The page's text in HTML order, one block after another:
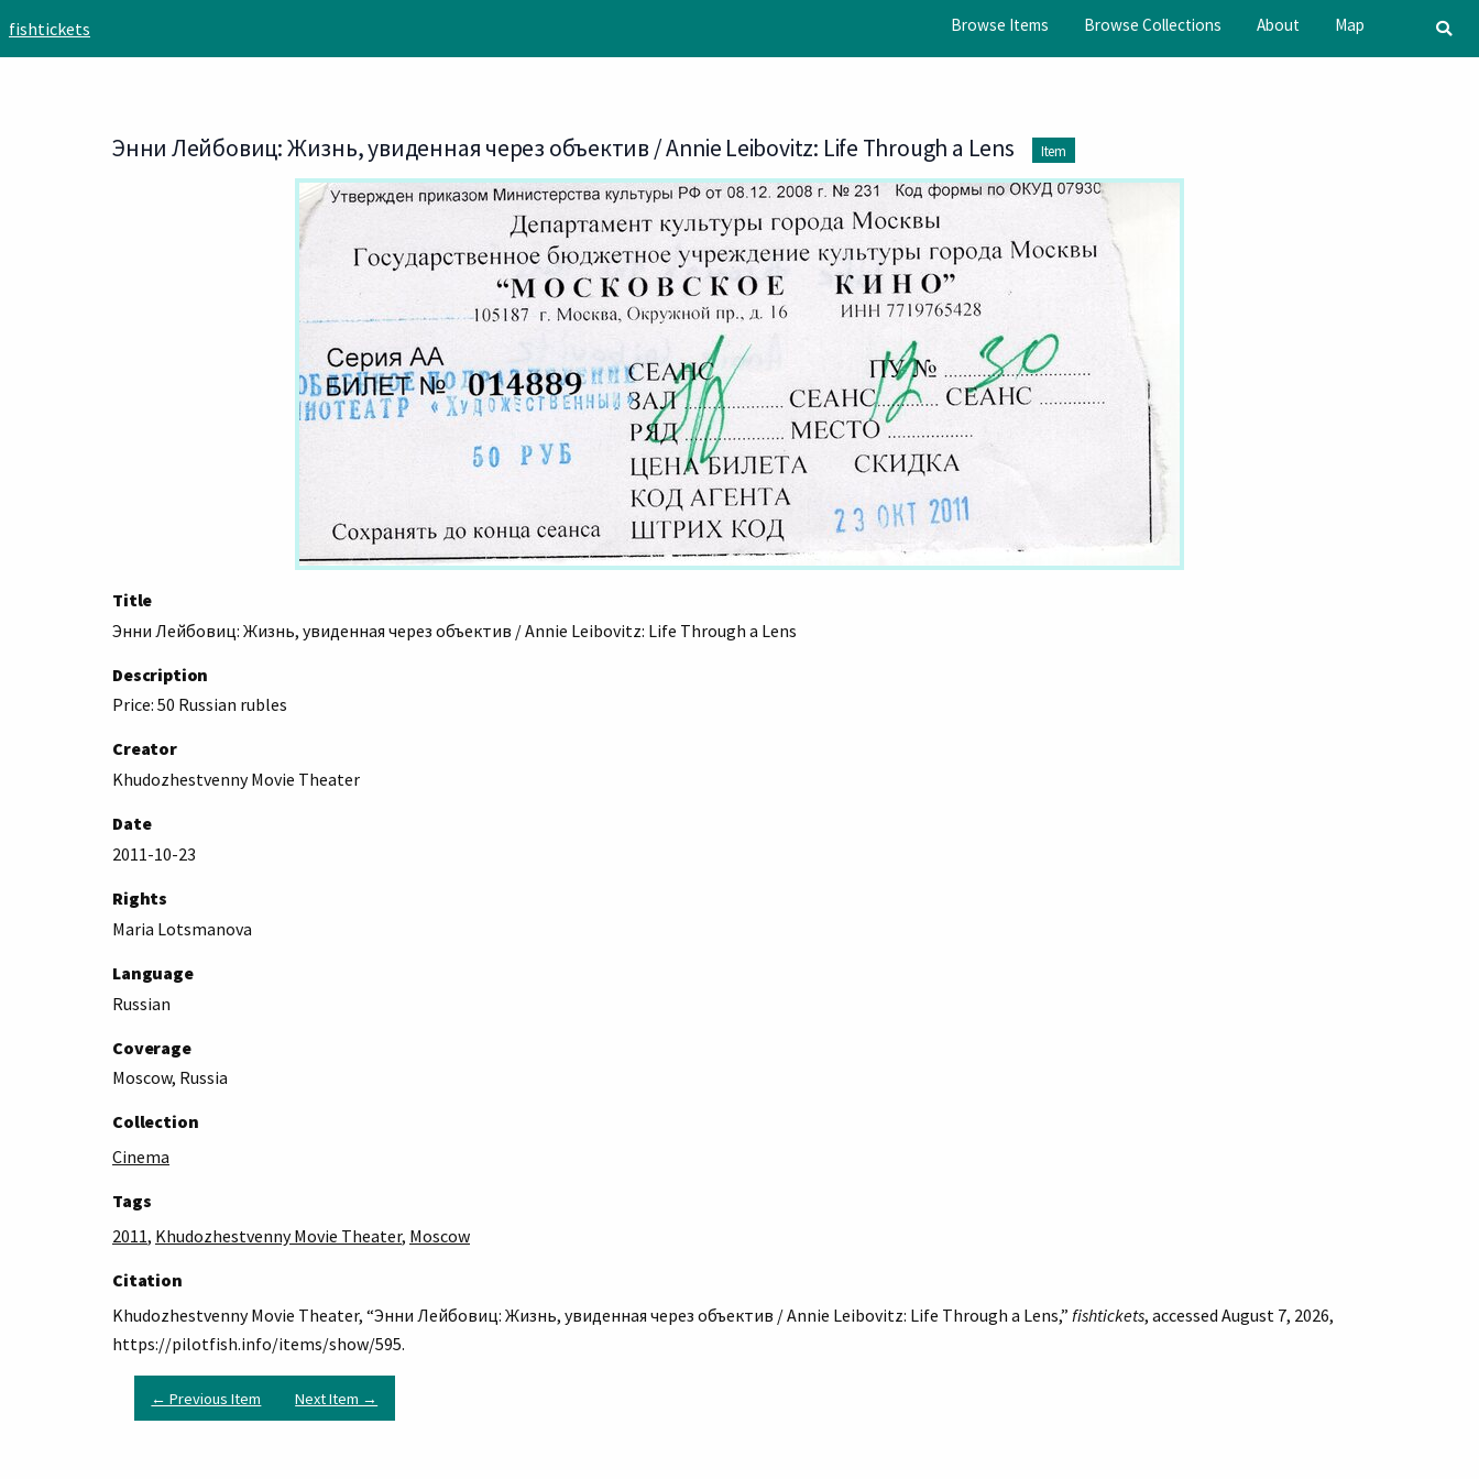
fishtickets Browse Items Browse Collections About Map
Энни Лейбовиц: Жизнь, увиденная через объектив / Annie Leibovitz: Life Through a Lens Item
Title
Энни Лейбовиц: Жизнь, увиденная через объектив / Annie Leibovitz: Life Through a Lens
Description
Price: 50 Russian rubles
Creator
Khudozhestvenny Movie Theater
Date
2011-10-23
Rights
Maria Lotsmanova
Language
Russian
Coverage
Moscow, Russia
Collection
Cinema
Tags
2011, Khudozhestvenny Movie Theater, Moscow
Citation
Khudozhestvenny Movie Theater, “Энни Лейбовиц: Жизнь, увиденная через объектив / Annie Leibovitz: Life Through a Lens,” fishtickets, accessed August 7, 2026,
https://pilotfish.info/items/show/595.
← Previous Item Next Item →